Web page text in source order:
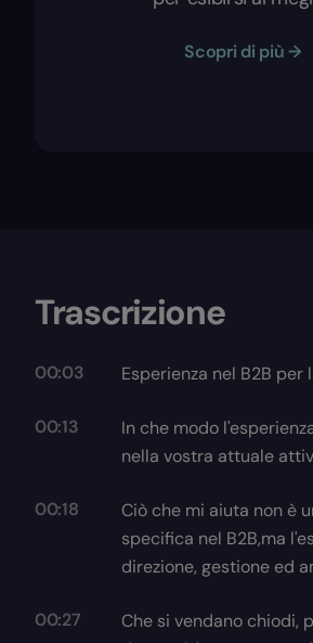
Scopri di più →
Trascrizione
00:03 Esperienza nel B2B per
00:13
In che modo
nella vostra attuale
00:18
Ciò che mi aiuta non è
specifica nel B2B,ma
direzione, gestione ed
00:27
Che si vendano chiodi,